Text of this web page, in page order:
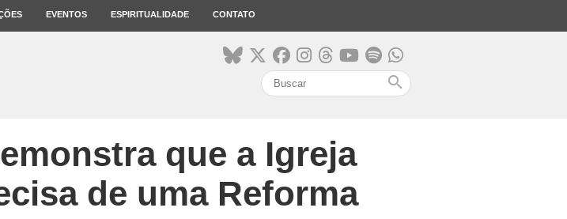
EVENTOS ESPIRITUALIDADE CONTATO
search
que a Igreja
de uma Reforma